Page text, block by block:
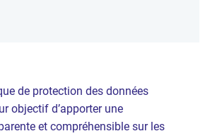
de protection des données
objectif d’apporter une
et compréhensible sur les